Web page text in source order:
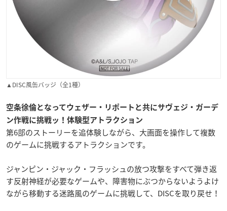
▲DISC風缶バッジ（全1種）
空条徐倫となってウェザー・リポートと共にサヴェジ・ガーデ
ン作戦に挑戦ッ！体験型アトラクション
第6部のストーリーを追体験しながら、大画面を操作して複数
のゲームに挑戦するアトラクションです。
ジャンピン・ジャック・フラッシュの放つ攻撃をすべて弾き返
す反射神経が必要なゲームや、障害物にぶつからないようよけ
ながら移動する迷路風のゲームに挑戦して、DISCを取り戻せ！